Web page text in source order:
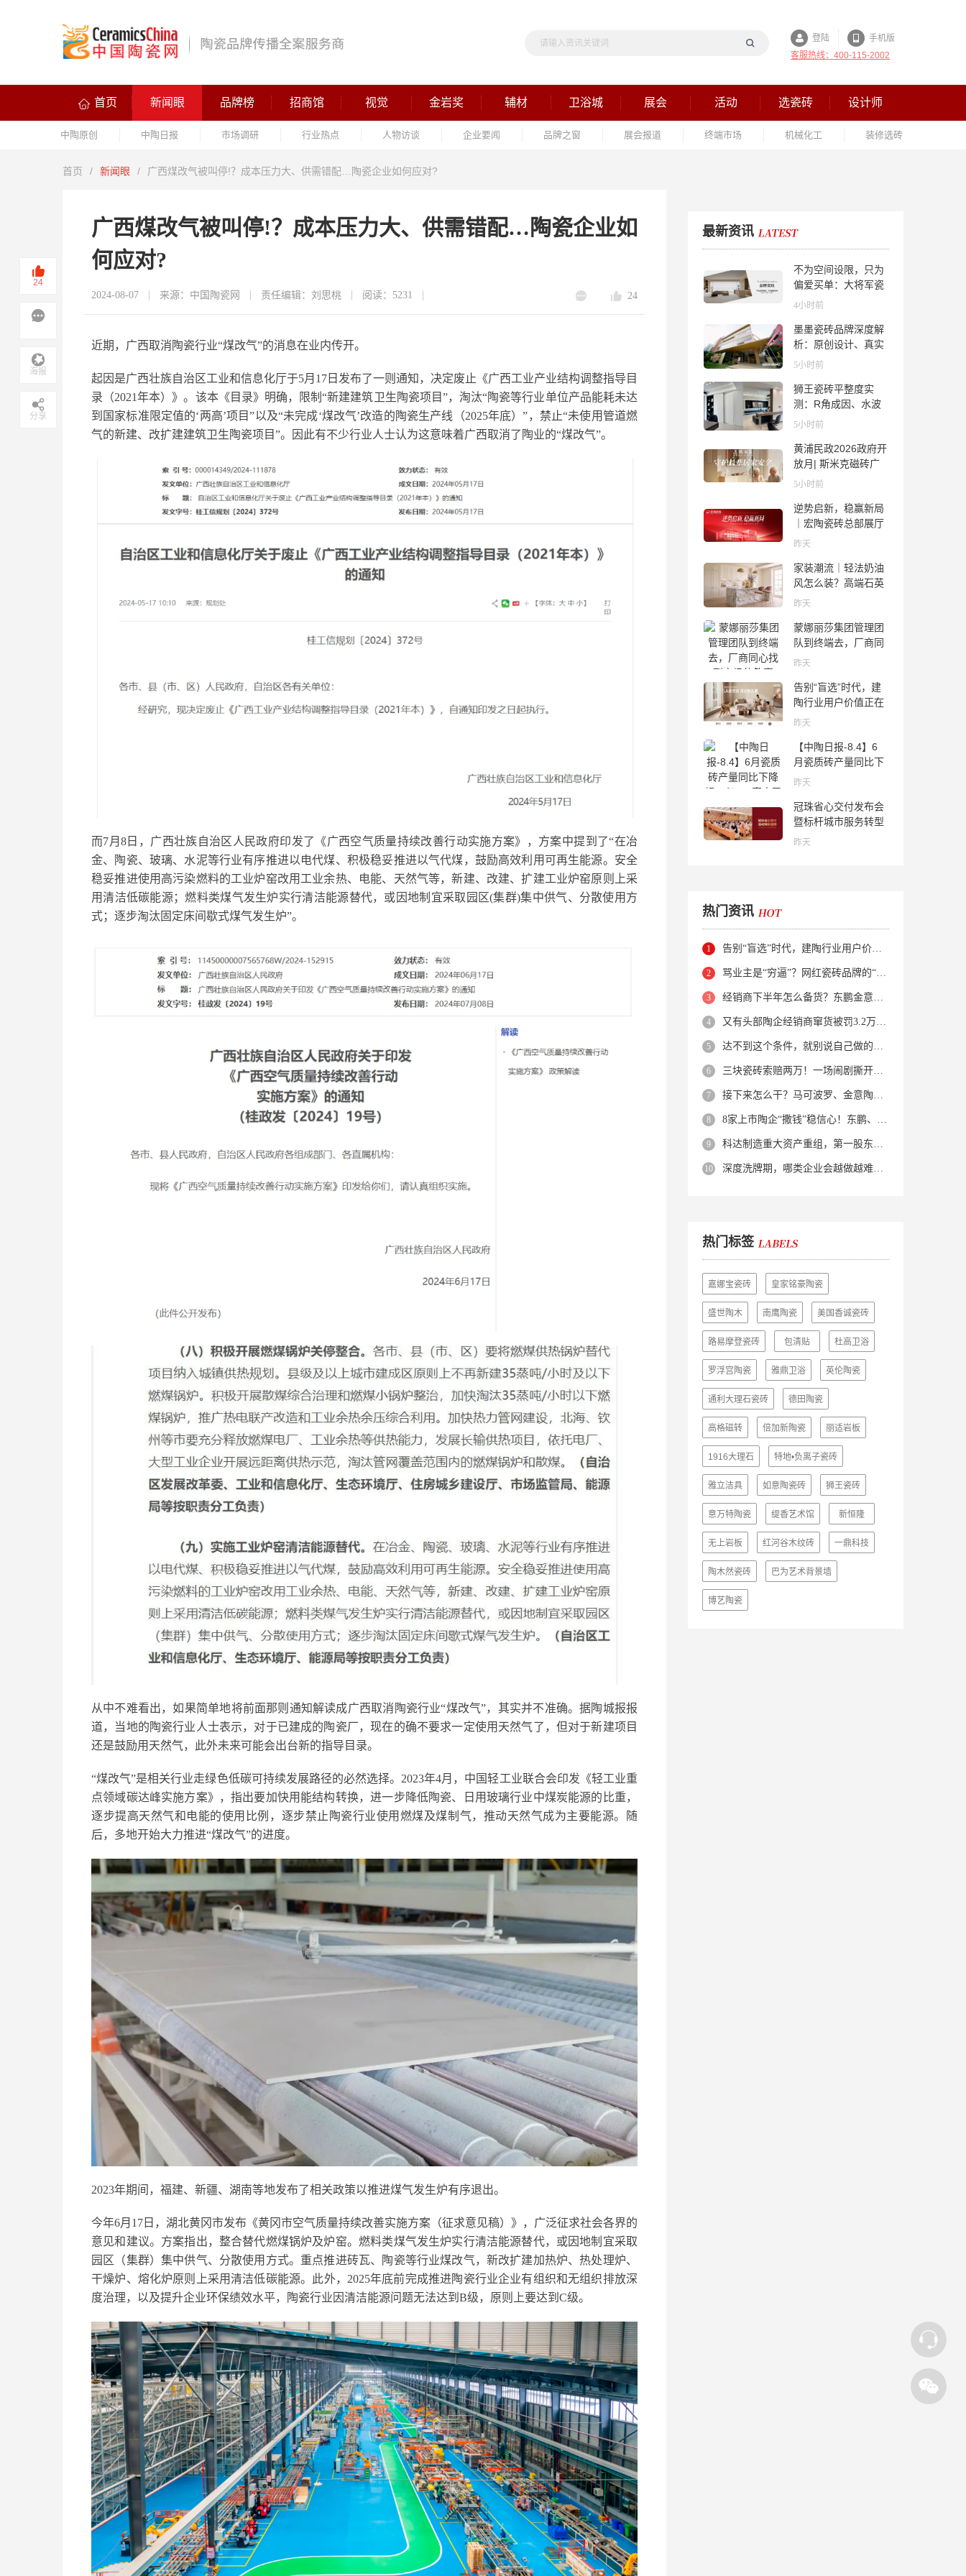
登陆
手机版
客服热线：400-115-2002
首页 新闻眼 品牌榜 招商馆 视觉 金岩奖 辅材 卫浴城 展会 活动 选瓷砖 设计师
中陶原创 中陶日报 市场调研 行业热点 人物访谈 企业要闻 品牌之窗 展会报道 终端市场 机械化工 装修选砖
首页 / 新闻眼 / 广西煤改气被叫停!？成本压力大、供需错配…陶瓷企业如何应对?
广西煤改气被叫停!？成本压力大、供需错配…陶瓷企业如
何应对?
2024-08-07 来源：中国陶瓷网 责任编辑：刘思桃 阅读：5231 24
近期，广西取消陶瓷行业“煤改气”的消息在业内传开。
起因是广西壮族自治区工业和信息化厅于5月17日发布了一则通知，决定废止《广西工业产业结构调整指导目
录（2021年本）》。该本《目录》明确，限制“新建建筑卫生陶瓷项目”，淘汰“陶瓷等行业单位产品能耗未达
到国家标准限定值的‘两高’项目”以及“未完成‘煤改气’改造的陶瓷生产线（2025年底）”，禁止“未使用管道燃
气的新建、改扩建建筑卫生陶瓷项目”。因此有不少行业人士认为这意味着广西取消了陶业的“煤改气”。
而7月8日，广西壮族自治区人民政府印发了《广西空气质量持续改善行动实施方案》，方案中提到了“在冶
金、陶瓷、玻璃、水泥等行业有序推进以电代煤、积极稳妥推进以气代煤，鼓励高效利用可再生能源。安全
稳妥推进使用高污染燃料的工业炉窑改用工业余热、电能、天然气等，新建、改建、扩建工业炉窑原则上采
用清洁低碳能源；燃料类煤气发生炉实行清洁能源替代，或因地制宜采取园区(集群)集中供气、分散使用方
式；逐步淘汰固定床间歇式煤气发生炉”。
从中不难看出，如果简单地将前面那则通知解读成广西取消陶瓷行业“煤改气”，其实并不准确。据陶城报报
道，当地的陶瓷行业人士表示，对于已建成的陶瓷厂，现在的确不要求一定使用天然气了，但对于新建项目
还是鼓励用天然气，此外未来可能会出台新的指导目录。
“煤改气”是相关行业走绿色低碳可持续发展路径的必然选择。2023年4月，中国轻工业联合会印发《轻工业重
点领域碳达峰实施方案》，指出要加快用能结构转换，进一步降低陶瓷、日用玻璃行业中煤炭能源的比重，
逐步提高天然气和电能的使用比例，逐步禁止陶瓷行业使用燃煤及煤制气，推动天然气成为主要能源。随
后，多地开始大力推进“煤改气”的进度。
2023年期间，福建、新疆、湖南等地发布了相关政策以推进煤气发生炉有序退出。
今年6月17日，湖北黄冈市发布《黄冈市空气质量持续改善实施方案（征求意见稿）》，广泛征求社会各界的
意见和建议。方案指出，整合替代燃煤锅炉及炉窑。燃料类煤气发生炉实行清洁能源替代，或因地制宜采取
园区（集群）集中供气、分散使用方式。重点推进砖瓦、陶瓷等行业煤改气，新改扩建加热炉、热处理炉、
干燥炉、熔化炉原则上采用清洁低碳能源。此外，2025年底前完成推进陶瓷行业企业有组织和无组织排放深
度治理，以及提升企业环保绩效水平，陶瓷行业因清洁能源问题无法达到B级，原则上要达到C级。
最新资讯
不为空间设限，只为
偏爱买单：大将军瓷
砖解锁“高级哑”人居
4小时前
墨墨瓷砖品牌深度解
析：原创设计、真实
质感与市场口碑全览
5小时前
狮王瓷砖平整度实
测：R角成因、水波
纹真相、辊棒印解析
5小时前
黄浦民政2026政府开
放月| 斯米克磁砖广
场适老化体验中心正
5小时前
逆势启新，稳赢新局
｜宏陶瓷砖总部展厅
焕新升级开工大吉
昨天
家装潮流｜轻法奶油
风怎么装？高端石英
石品牌法萨石，打造
昨天
蒙娜丽莎集团管理团
队到终端去，厂商同
心找到市场的答案
昨天
告别“盲选”时代，建
陶行业用户价值正在
被改写！
昨天
【中陶日报-8.4】6
月瓷质砖产量同比下
降超10％；2家中国
ARCHIDEX 2026石
材展；东鹏已斥资
4852万回购股份；方
昨天
冠珠省心交付发布会
暨标杆城市服务转型
集训会圆满举行
昨天
热门资讯
告别“盲选”时代，建陶行业用户价值正在被改写！
骂业主是“穷逼”？网红瓷砖品牌的“真实面目”被揭开了！
经销商下半年怎么备货？东鹏金意陶马可波罗等10大品牌集体亮剑
又有头部陶企经销商窜货被罚3.2万！品牌区域保护岌岌可危？
达不到这个条件，就别说自己做的是质感砖！
三块瓷砖索赔两万！一场闹剧撕开了装修“碰瓷”的遮羞布
接下来怎么干？马可波罗、金意陶、蒙娜丽莎、箭牌、欧神诺、宏宇…
8家上市陶企“撒钱”稳信心！东鹏、蒙娜丽莎等启动回购增持
科达制造重大资产重组，第一股东易主！
深度洗牌期，哪类企业会越做越难？哪类企业能逆势突围？
热门标签
嘉娜宝瓷砖 皇家铭豪陶瓷
盛世陶木 南鹰陶瓷 美国香诚瓷砖
路易摩登瓷砖 包清贴 杜高卫浴
罗浮宫陶瓷 雅鼎卫浴 英伦陶瓷
通利大理石瓷砖 德田陶瓷
高格磁转 倍加新陶瓷 丽适岩板
1916大理石 特地•负离子瓷砖
雅立洁具 如意陶瓷砖 狮王瓷砖
意万特陶瓷 缇香艺术馆 新恒隆
无上岩板 红河谷木纹砖 一鼎科技
陶木然瓷砖 巴为艺术背景墙
博艺陶瓷
24
海报
分享